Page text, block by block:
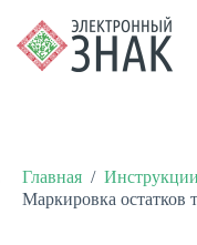
Главная / Инструкции
Маркировка остатков